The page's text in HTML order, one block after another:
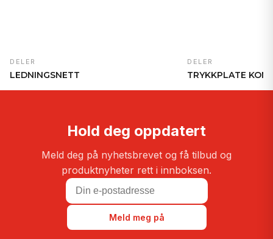
DELER
LEDNINGSNETT
DELER
Hold deg oppdatert
Meld deg på nyhetsbrevet og få tilbud og
produktnyheter rett i innboksen.
Meld meg på